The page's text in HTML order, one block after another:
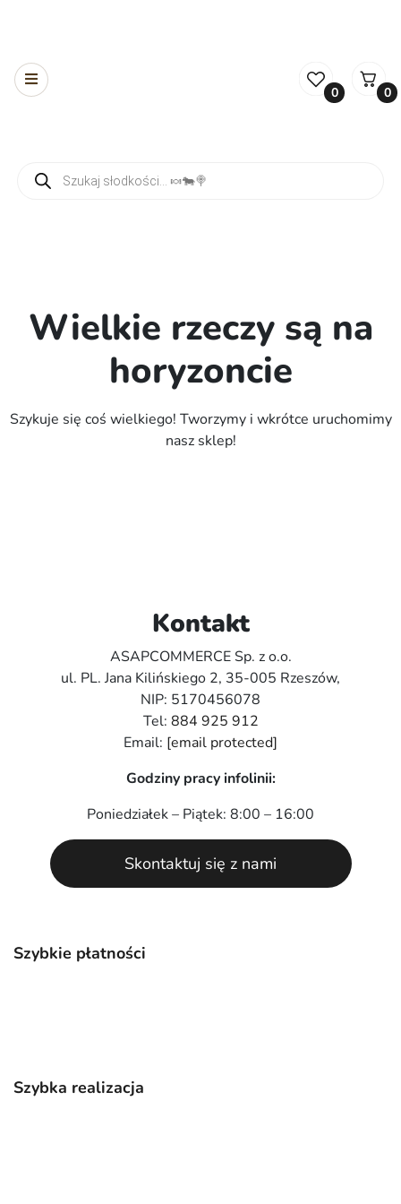
0 0
Wielkie rzeczy są na
horyzoncie
Szykuje się coś wielkiego! Tworzymy i wkrótce uruchomimy
nasz sklep!
Szybkie płatności
Szybka realizacja
Kontakt
ASAPCOMMERCE Sp. z o.o.
ul. PL. Jana Kilińskiego 2, 35-005 Rzeszów,
NIP: 5170456078
Tel: 884 925 912
Email: [email protected]
Godziny pracy infolinii:
Poniedziałek – Piątek: 8:00 – 16:00
Skontaktuj się z nami